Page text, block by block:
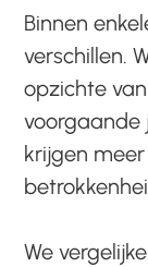
Binnen
verschillen.
opzichte
voorgaande
krijgen
We